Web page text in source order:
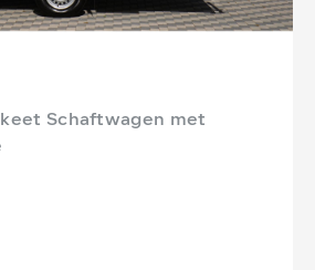
Schaftwagen met